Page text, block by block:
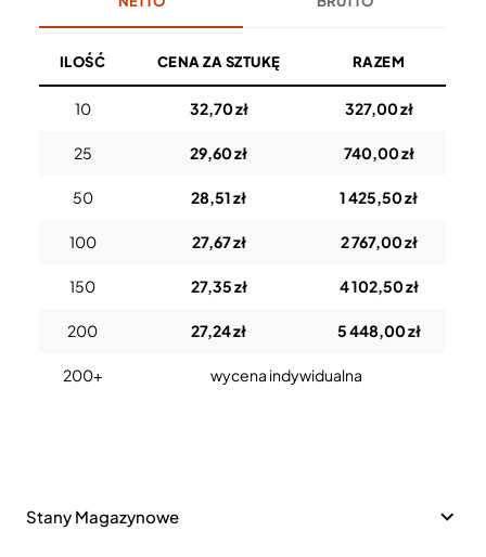
ILOŚĆ CENA ZA SZTUKĘ RAZEM
10 32,70 zł 327,00 zł
25 29,60 zł 740,00 zł
50 28,51 zł 1 425,50 zł
100 27,67 zł 2 767,00 zł
150 27,35 zł 4 102,50 zł
200 27,24 zł 5 448,00 zł
200+ wycena indywidualna
Stany Magazynowe